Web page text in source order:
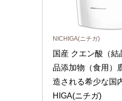
NICHIGA(ニチガ)
国産 クエン酸（結
品添加物（食用）
造される希少な国
HIGA(ニチガ)